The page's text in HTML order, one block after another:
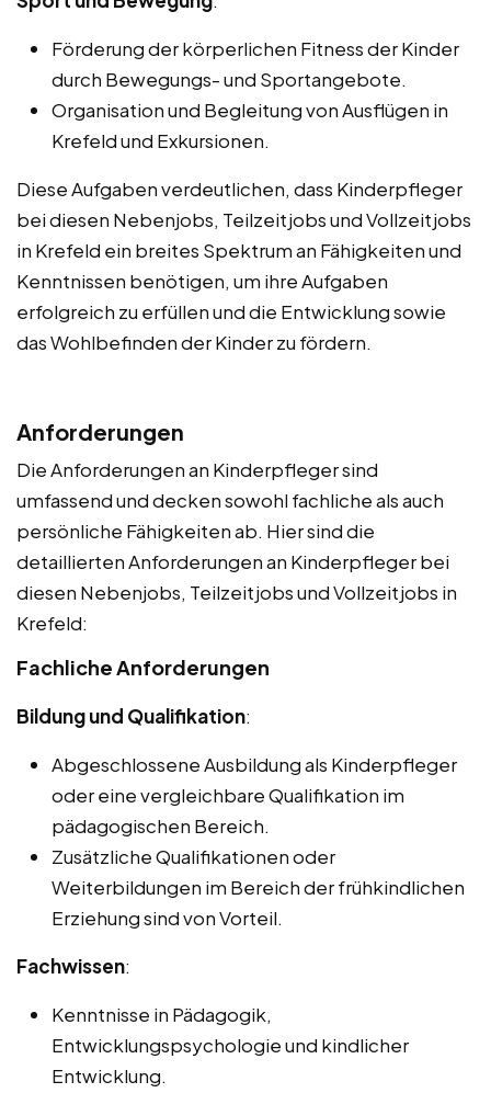
Förderung der körperlichen Fitness der Kinder
durch Bewegungs- und Sportangebote.
Organisation und Begleitung von Ausflügen in
Krefeld und Exkursionen.
Diese Aufgaben verdeutlichen, dass Kinderpfleger
bei diesen Nebenjobs, Teilzeitjobs und Vollzeitjobs
in Krefeld ein breites Spektrum an Fähigkeiten und
Kenntnissen benötigen, um ihre Aufgaben
erfolgreich zu erfüllen und die Entwicklung sowie
das Wohlbefinden der Kinder zu fördern.
Anforderungen
Die Anforderungen an Kinderpfleger sind
umfassend und decken sowohl fachliche als auch
persönliche Fähigkeiten ab. Hier sind die
detaillierten Anforderungen an Kinderpfleger bei
diesen Nebenjobs, Teilzeitjobs und Vollzeitjobs in
Krefeld:
Fachliche Anforderungen
Bildung und Qualifikation:
Abgeschlossene Ausbildung als Kinderpfleger
oder eine vergleichbare Qualifikation im
pädagogischen Bereich.
Zusätzliche Qualifikationen oder
Weiterbildungen im Bereich der frühkindlichen
Erziehung sind von Vorteil.
Fachwissen:
Kenntnisse in Pädagogik,
Entwicklungspsychologie und kindlicher
Entwicklung.